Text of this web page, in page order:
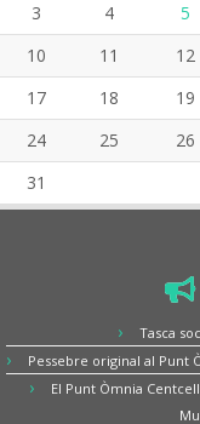
3
4 5
10
11 12
17
18 19
24
25 26
31
Tasca
Pessebre original al Punt
El Punt Òmnia